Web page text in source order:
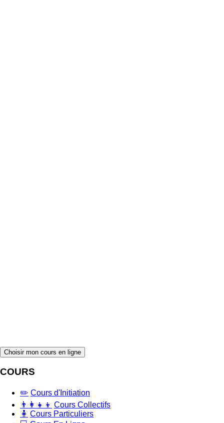
Choisir mon cours en ligne
COURS
✏️ Cours d'Initiation
👨‍👩‍👧‍👦 Cours Collectifs
🧍 Cours Particuliers